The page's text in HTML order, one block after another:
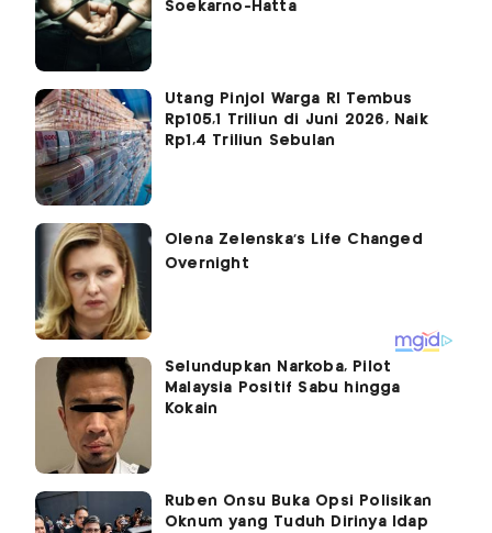
Soekarno-Hatta
Utang Pinjol Warga RI Tembus
Rp105,1 Triliun di Juni 2026, Naik
Rp1,4 Triliun Sebulan
Selundupkan Narkoba, Pilot
Malaysia Positif Sabu hingga
Kokain
Ruben Onsu Buka Opsi Polisikan
Oknum yang Tuduh Dirinya Idap